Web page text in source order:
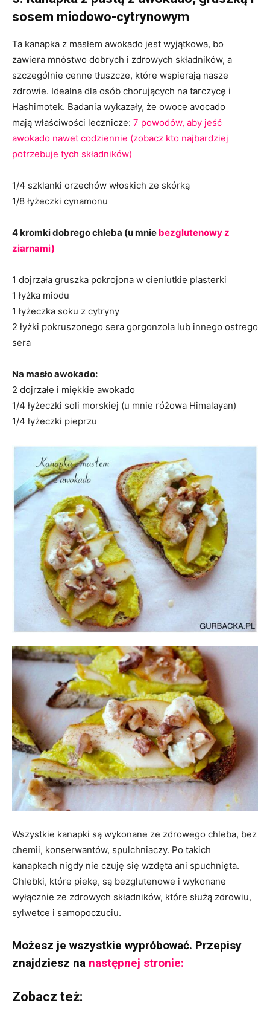
sosem miodowo-cytrynowym
Ta kanapka z masłem awokado jest wyjątkowa, bo
zawiera mnóstwo dobrych i zdrowych składników, a
szczególnie cenne tłuszcze, które wspierają nasze
zdrowie. Idealna dla osób chorujących na tarczycę i
Hashimotek. Badania wykazały, że owoce avocado
mają właściwości lecznicze: 7 powodów, aby jeść
awokado nawet codziennie (zobacz kto najbardziej
potrzebuje tych składników)
1/4 szklanki orzechów włoskich ze skórką
1/8 łyżeczki cynamonu
4 kromki dobrego chleba (u mnie bezglutenowy z
ziarnami)
1 dojrzała gruszka pokrojona w cieniutkie plasterki
1 łyżka miodu
1 łyżeczka soku z cytryny
2 łyżki pokruszonego sera gorgonzola lub innego ostrego
sera
Na masło awokado:
2 dojrzałe i miękkie awokado
1/4 łyżeczki soli morskiej (u mnie różowa Himalayan)
1/4 łyżeczki pieprzu
Wszystkie kanapki są wykonane ze zdrowego chleba, bez
chemii, konserwantów, spulchniaczy. Po takich
kanapkach nigdy nie czuję się wzdęta ani spuchnięta.
Chlebki, które piekę, są bezglutenowe i wykonane
wyłącznie ze zdrowych składników, które służą zdrowiu,
sylwetce i samopoczuciu.
Możesz je wszystkie wypróbować. Przepisy
znajdziesz na następnej stronie:
Zobacz też: